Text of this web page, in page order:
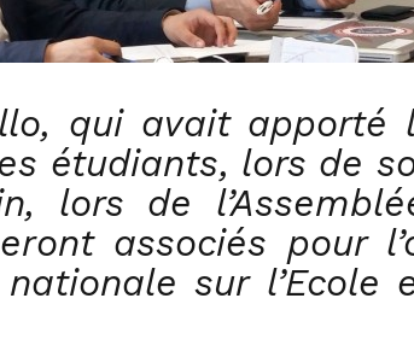
qui avait apporté
étudiants, lors de
lors de
associés pour
nationale sur